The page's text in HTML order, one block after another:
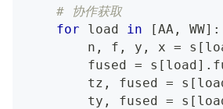
# 协作获取
for load in [AA , WW] :
        n
, f , y , x = s [
        fused
= s [ load] .
        tz
, fused = s [
        ty
, fused = s [